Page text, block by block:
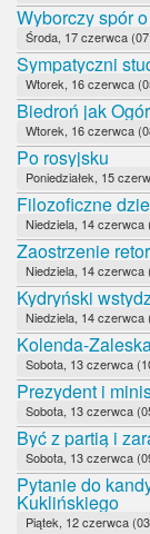
Wyborczy spór
Środa, 17 czerwca
Sympatyczni
Wtorek, 16 czerwca
Biedroń jak
Wtorek, 16 czerwca
Po rosyjsku
Poniedziałek, 15
Filozoficzne
Niedziela, 14 czerwca
Zaostrzenie
Niedziela, 14 czerwca
Kydryński
Niedziela, 14 czerwca
Kolenda-
Sobota, 13 czerwca
Prezydent i
Sobota, 13 czerwca
Być z partią i
Sobota, 13 czerwca
Pytanie do
Kuklińskiego
Piątek, 12 czerwca